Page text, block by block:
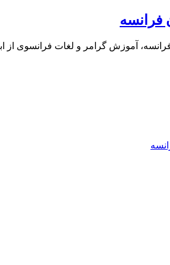
فرانسه
آموزش گرامر و لغات فرانسوی از